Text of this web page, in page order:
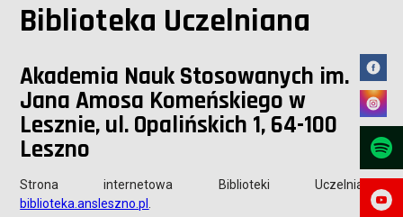
Biblioteka Uczelniana
Akademia Nauk Stosowanych im.
Jana Amosa Komeńskiego w
Lesznie, ul. Opalińskich 1, 64-100
Leszno
Strona internetowa Biblioteki Uczelnianej:
biblioteka.ansleszno.pl